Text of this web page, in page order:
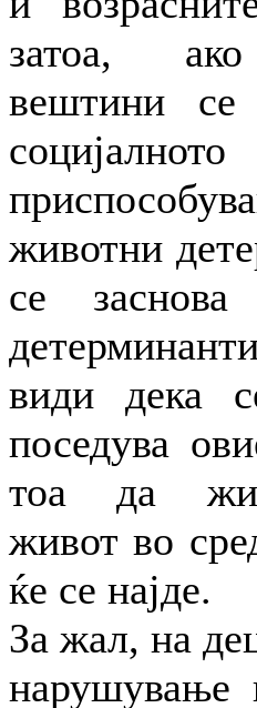
затоа,
вештини се
социјалното
животни
се
види дека
поседува
тоа да
живот во
ќе се најде.
За жал, на
нарушување